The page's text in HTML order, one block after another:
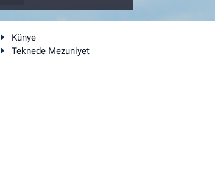
Künye
Teknede Mezuniyet